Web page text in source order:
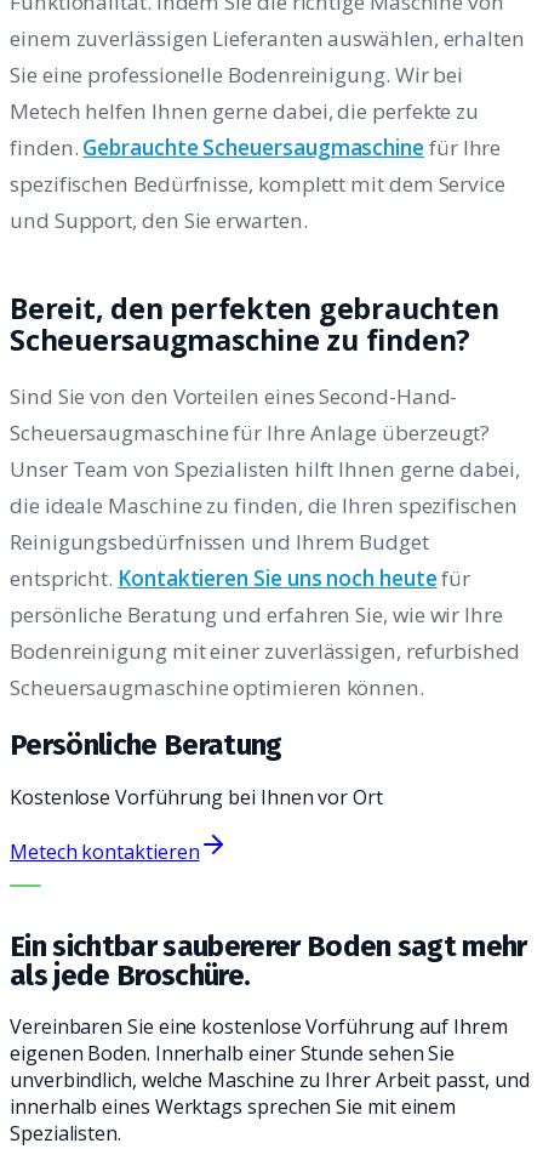
einem zuverlässigen Lieferanten auswählen, erhalten
Sie eine professionelle Bodenreinigung. Wir bei
Metech helfen Ihnen gerne dabei, die perfekte zu
finden. Gebrauchte Scheuersaugmaschine für Ihre
spezifischen Bedürfnisse, komplett mit dem Service
und Support, den Sie erwarten.
Bereit, den perfekten gebrauchten
Scheuersaugmaschine zu finden?
Sind Sie von den Vorteilen eines Second-Hand-
Scheuersaugmaschine für Ihre Anlage überzeugt?
Unser Team von Spezialisten hilft Ihnen gerne dabei,
die ideale Maschine zu finden, die Ihren spezifischen
Reinigungsbedürfnissen und Ihrem Budget
entspricht. Kontaktieren Sie uns noch heutefür
persönliche Beratung und erfahren Sie, wie wir Ihre
Bodenreinigung mit einer zuverlässigen, refurbished
Scheuersaugmaschine optimieren können.
Persönliche Beratung
Kostenlose Vorführung bei Ihnen vor Ort
Metech kontaktieren
DIE RICHTIGE MASCHINE. DER BESTE SERVICE.
Ein sichtbar saubererer Boden sagt mehr
als jede Broschüre.
Vereinbaren Sie eine kostenlose Vorführung auf Ihrem
eigenen Boden. Innerhalb einer Stunde sehen Sie
unverbindlich, welche Maschine zu Ihrer Arbeit passt, und
innerhalb eines Werktags sprechen Sie mit einem
Spezialisten.